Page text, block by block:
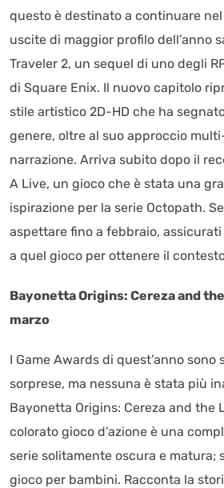
questo è destinato a continuare
uscite di maggior profilo dell’anno
Traveler 2, un sequel di uno degli
di Square Enix. Il nuovo capitolo
stile artistico 2D-HD che ha
genere, oltre al suo approccio
narrazione. Arriva subito dopo il
A Live, un gioco che è stata una
ispirazione per la serie Octopath.
aspettare fino a febbraio, assicurati
a quel gioco per ottenere il
Bayonetta Origins: Cereza and
marzo
I Game Awards di quest’anno sono
sorprese, ma nessuna è stata più
Bayonetta Origins: Cereza and the
colorato gioco d’azione è una
serie solitamente oscura e matura;
gioco per bambini. Racconta la